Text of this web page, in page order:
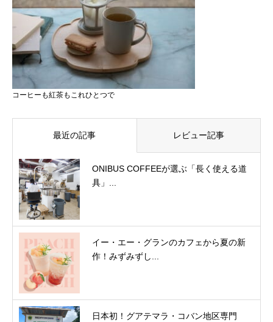
コーヒーも紅茶もこれひとつで
最近の記事 レビュー記事
ONIBUS COFFEEが選ぶ「長く使える道
具」...
イー・エー・グランのカフェから夏の新
作！みずみずし...
日本初！グアテマラ・コバン地区専門